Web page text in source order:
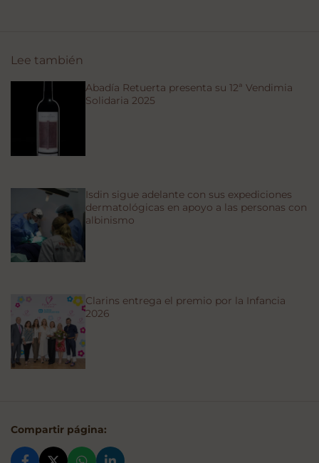
Lee también
Abadía Retuerta presenta su 12ª Vendimia
Solidaria 2025
Isdin sigue adelante con sus expediciones
dermatológicas en apoyo a las personas con
albinismo
Clarins entrega el premio por la Infancia
2026
Compartir página: